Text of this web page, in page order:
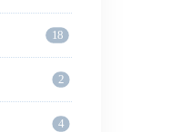
18
2
4